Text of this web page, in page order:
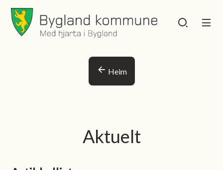
Bygland kommune
Heim
Aktuelt